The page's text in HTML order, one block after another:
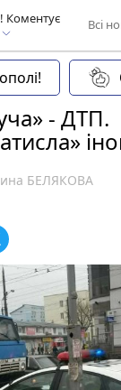
Всі
- ДТП.
БЕЛЯКОВА